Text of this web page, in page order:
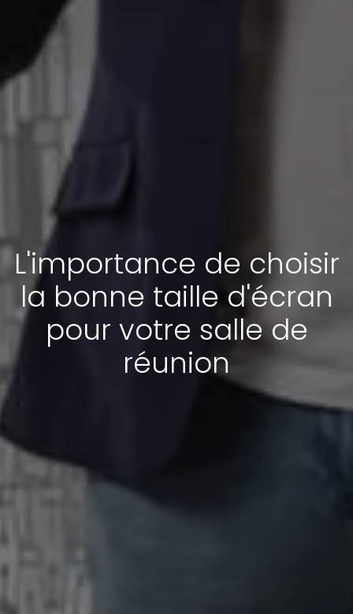
L'importance de choisir
la bonne taille d'écran
pour votre salle de
réunion